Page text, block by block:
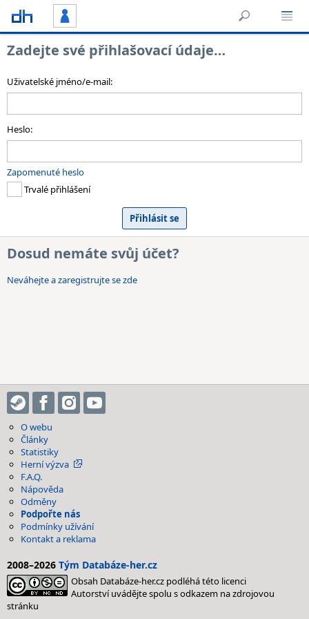
Zadejte své přihlašovací údaje…
Uživatelské jméno/e-mail:
Heslo:
Zapomenuté heslo
Trvalé přihlášení
Dosud nemáte svůj účet?
Neváhejte a zaregistrujte se zde
O webu
Články
Statistiky
Herní výzva
F.A.Q.
Nápověda
Odměny
Podpořte nás
Podmínky užívání
Kontakt a reklama
2008–2026 Tým Databáze-her.cz
Obsah Databáze-her.cz podléhá této licenci
Autorství uvádějte spolu s odkazem na zdrojovou
stránku